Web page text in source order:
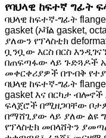
የባህላዊ ከፍተኛ ግፊት
ባህላዊ ከፍተኛ-ግፊት
gasket (ኦቫል gasket,
ያለውን የፕላስቲክ
ቧንቧው እርስ በርስ
በጠፍጣፋው ላይ ጉድጓዶች
መቀርቀሪያዎች በጥብቅ
ባህላዊ ከፍተኛ-ግፊት
gasket እና በርካታ
ፍላጀሮች በሚዘጋባቸው
በማሸጊያው ላይ ያለው ልዩ
የፕላስቲክ መበላሸትን